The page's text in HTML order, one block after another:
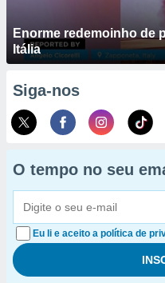
Enorme redemoinho de
Itália
Siga-nos
O tempo no seu
Eu li e aceito a política de